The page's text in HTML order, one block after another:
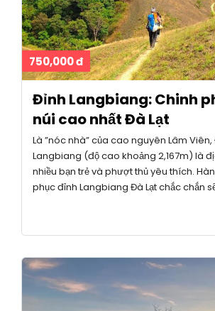
750,000 đ
Đỉnh Langbiang: Chinh
núi cao nhất Đà Lạt
Là ”nóc nhà” của cao nguyên Lâm Viên,
Langbiang (độ cao khoảng 2,167m) là
nhiều bạn trẻ và phượt thủ yêu thích.
phục đỉnh Langbiang Đà Lạt chắc chắn